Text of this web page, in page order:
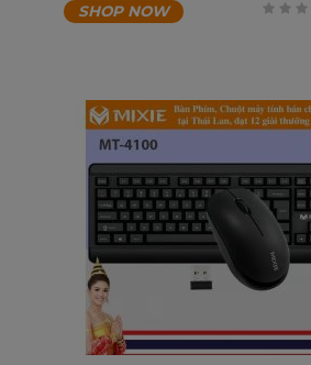
SHOP NOW